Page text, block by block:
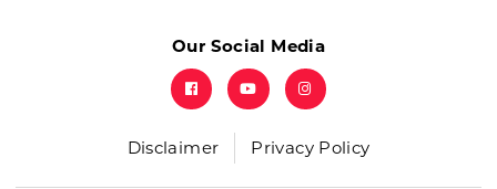
Our Social Media
Disclaimer Privacy Policy